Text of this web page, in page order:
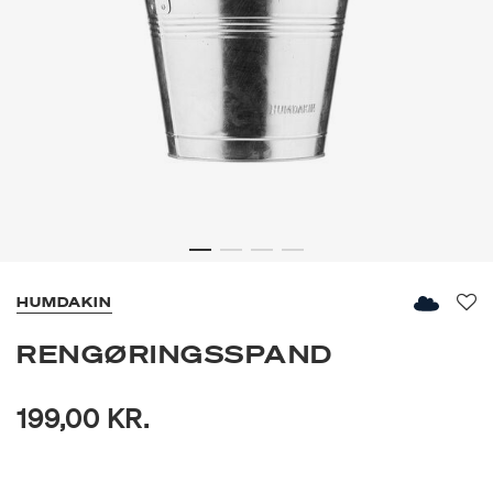
HUMDAKIN
RENGØRINGSSPAND
199,00 KR.